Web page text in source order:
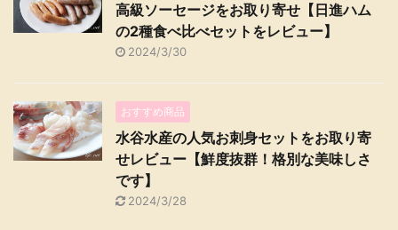
高級ソーセージをお取り寄せ【日進ハム
の2種食べ比べセットをレビュー】
2024/3/30
おすすめ商品
水谷水産の人気お刺身セットをお取り寄
せレビュー【鮮度抜群！格別な美味しさ
です】
2024/3/28